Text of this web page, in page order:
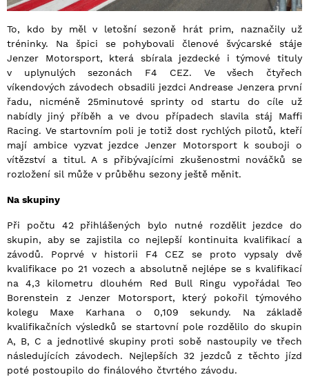
To, kdo by měl v letošní sezoně hrát prim, naznačily už
tréninky. Na špici se pohybovali členové švýcarské stáje
Jenzer Motorsport, která sbírala jezdecké i týmové tituly
v uplynulých sezonách F4 CEZ. Ve všech čtyřech
víkendových závodech obsadili jezdci Andrease Jenzera první
řadu, nicméně 25minutové sprinty od startu do cíle už
nabídly jiný příběh a ve dvou případech slavila stáj Maffi
Racing. Ve startovním poli je totiž dost rychlých pilotů, kteří
mají ambice vyzvat jezdce Jenzer Motorsport k souboji o
vítězství a titul. A s přibývajícími zkušenostmi nováčků se
rozložení sil může v průběhu sezony ještě měnit.
Na skupiny
Při počtu 42 přihlášených bylo nutné rozdělit jezdce do
skupin, aby se zajistila co nejlepší kontinuita kvalifikací a
závodů. Poprvé v historii F4 CEZ se proto vypsaly dvě
kvalifikace po 21 vozech a absolutně nejlépe se s kvalifikací
na 4,3 kilometru dlouhém Red Bull Ringu vypořádal Teo
Borenstein z Jenzer Motorsport, který pokořil týmového
kolegu Maxe Karhana o 0,109 sekundy. Na základě
kvalifikačních výsledků se startovní pole rozdělilo do skupin
A, B, C a jednotlivé skupiny proti sobě nastoupily ve třech
následujících závodech. Nejlepších 32 jezdců z těchto jízd
poté postoupilo do finálového čtvrtého závodu.